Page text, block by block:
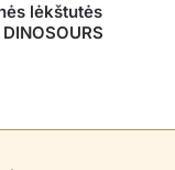
lėkštutės